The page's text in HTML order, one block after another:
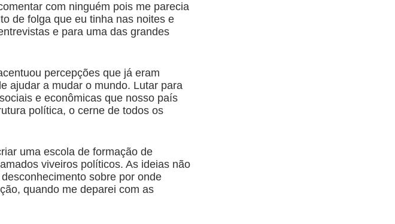
com ninguém pois me parecia
de folga que eu tinha nas noites e
e para uma das grandes
percepções que já eram
ajudar a mudar o mundo. Lutar para
e econômicas que nosso país
política, o cerne de todos os
uma escola de formação de
viveiros políticos. As ideias não
sobre por onde
quando me deparei com as